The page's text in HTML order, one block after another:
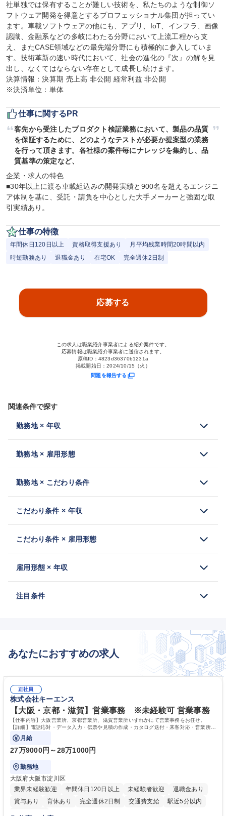
社単独では保有することが難しい技術を、私たちのような制御ソ
フトウェア開発を得意とするプロフェッショナル集団が担ってい
ます。車載ソフトウェアの他にも、アプリ、IoT、インフラ、画像
認識、金融系などの多岐にわたる分野において上流工程から支
え、またCASE領域などの最先端分野にも積極的に参入していま
す。技術革新の速い時代において、社会の進化の『次』の解を見
出し、なくてはならない存在として成長し続けます。
決算情報：決算期 売上高 非公開 経常利益 非公開
※決済単位：単体
仕事に関するPR
客先から受注したプロダクト検証業務において、製品の品質
を保証するために、どのようなテストが必要か提案型の業務
を行って頂きます。各社様の案件毎にナレッジを集約し、品
質基準の策定など、
企業・求人の特色
■30年以上に渡る車載組込みの開発実績と900名を超えるエンジニ
ア体制を基に、受託・請負を中心とした大手メーカーと強固な取
引実績あり。
仕事の特徴
年間休日120日以上 資格取得支援あり
月平均残業時間20時間以内
時短勤務あり
退職金あり 在宅OK 完全週休2日制
応募する
この求人は職業紹介事業者による紹介案件です。
応募情報は職業紹介事業者に送信されます。
原稿ID： 4823d36370b1231a
掲載開始日：2024/10/15（火）
問題を報告する
関連条件で探す
勤務地 × 年収
勤務地 × 雇用形態
勤務地 × こだわり条件
こだわり条件 × 年収
こだわり条件 × 雇用形態
雇用形態 × 年収
注目条件
あなたにおすすめの求人
正社員
株式会社キーエンス
【大阪・京都・滋賀】営業事務 ※未経験可 営業事務
【仕事内容】大阪営業所、京都営業所、滋賀営業所いずれかにて営業事務をお任せ。
【詳細】電話応対・データ入力・伝票や見積の作成・カタログ送付・来客対応・営業所内
で発生する事務業務や業務改善をお任せ。
月給
27万9000円～28万1000円
勤務地
大阪府大阪市淀川区
業界未経験歓迎
年間休日120日以上 未経験者歓迎
退職金あり
賞与あり
育休あり 完全週休2日制 交通費支給
駅近5分以内
土日祝休み